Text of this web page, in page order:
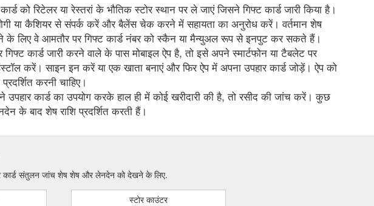
को रिटेलर या रेस्तरां के भौतिक स्टोर स्थान पर ले जाएं जिसने गिफ्ट कार्ड जारी किया है।
या कैशियर से संपर्क करें और बैलेंस चेक करने में सहायता का अनुरोध करें। वर्तमान शेष
के लिए वे आमतौर पर गिफ्ट कार्ड नंबर को स्कैन या मैन्युअल रूप से इनपुट कर सकते हैं।
गिफ्ट कार्ड जारी करने वाले के पास मोबाइल ऐप है, तो इसे अपने स्मार्टफोन या टैबलेट पर
करें। साइन इन करें या एक खाता बनाएं और फिर ऐप में अपना उपहार कार्ड जोड़ें। ऐप को
करनी चाहिए।
कार्ड का उपयोग करके हाल ही में कोई खरीदारी की है, तो रसीद की जांच करें। कुछ
के बाद शेष राशि प्रदर्शित करती हैं।
कार्ड संतुलन जांच शेष शेष और लेनदेन को देखने के लिए.
स्टोर काउंटर